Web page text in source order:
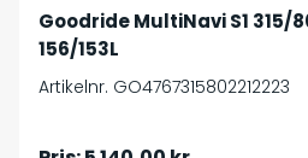
Goodride MultiNavi S1 315/
156/153L
Artikelnr. GO4767315802212223